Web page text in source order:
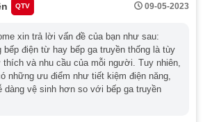
từ Bosch, Hafele mới nhất tại Thiên
gặp về bếp điện từ và bếp từ
nồi không?
có tốn điện không?
QTV 09-05-2023
xin trả lời vấn đề của bạn như sau:
bếp điện từ hay bếp ga truyền thống là tùy
và nhu cầu của mỗi người. Tuy nhiên,
những ưu điểm như tiết kiệm điện năng,
dàng vệ sinh hơn so với bếp ga truyền